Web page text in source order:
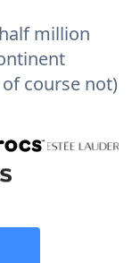
million
course not)